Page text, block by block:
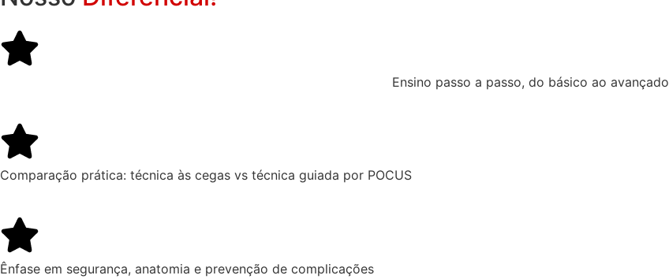
Ensino passo a passo, do básico ao avançado
Comparação prática: técnica às cegas vs técnica guiada por POCUS
Ênfase em segurança, anatomia e prevenção de complicações